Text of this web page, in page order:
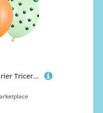
Luftballons Dinosaurier Triceratops 30cm 6er Set - Latexballons, grüne Dinosaurierpfoten, 6 Stück, 30 cm - Grün Orange